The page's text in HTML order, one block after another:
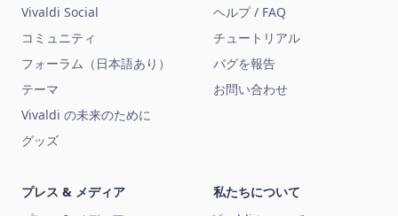
Vivaldi Social
コミュニティ
フォーラム（日本語あり）
テーマ
Vivaldi の未来のために
グッズ
ヘルプ / FAQ
チュートリアル
バグを報告
お問い合わせ
プレス & メディア
私たちについて